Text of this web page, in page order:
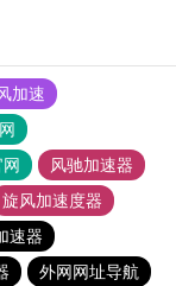
加速
风驰加速器
旋风加速度器
速器
外网网址导航